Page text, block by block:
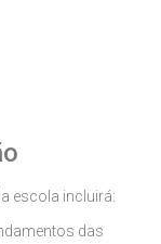
escola incluirá:
das